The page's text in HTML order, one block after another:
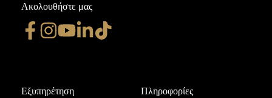
Ακολουθήστε μας
Εξυπηρέτηση Πληροφορίες